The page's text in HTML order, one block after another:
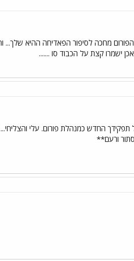
מחכה לסיפור הפאדיחה ההיא שלך...
ישמרו קצת על הכבוד סו .......
החדש כמנהלת פורום. עלי
ורעם**